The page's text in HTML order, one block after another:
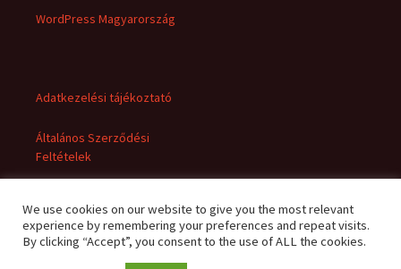
WordPress Magyarország
Adatkezelési tájékoztató
Általános Szerződési
Feltételek
We use cookies on our website to give you the most relevant
experience by remembering your preferences and repeat visits.
By clicking “Accept”, you consent to the use of ALL the cookies.